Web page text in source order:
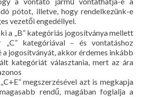
pótot, illetve, hogy rendelkezünk-e
vezetői engedéllyel.
a „B” kategóriás jogosítványa mellett
„C” kategóriával – és vontatáshoz
a jogosítványát, akkor érdemes inkább
kategóriát választania, mert az ára
megszerzésével azt is megkapja
rendű, magában foglalja a